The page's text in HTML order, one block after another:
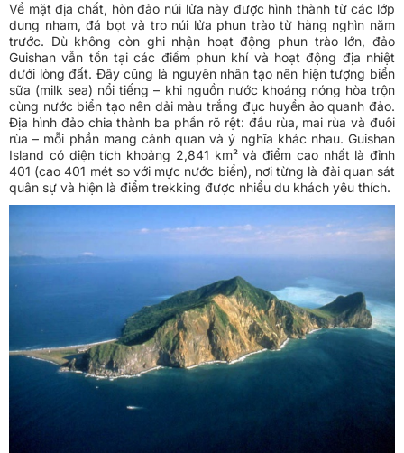
Về mặt địa chất, hòn đảo núi lửa này được hình thành từ các lớp
dung nham, đá bọt và tro núi lửa phun trào từ hàng nghìn năm
trước. Dù không còn ghi nhận hoạt động phun trào lớn, đảo
Guishan vẫn tồn tại các điểm phun khí và hoạt động địa nhiệt
dưới lòng đất. Đây cũng là nguyên nhân tạo nên hiện tượng biển
sữa (milk sea) nổi tiếng – khi nguồn nước khoáng nóng hòa trộn
cùng nước biển tạo nên dải màu trắng đục huyền ảo quanh đảo.
Địa hình đảo chia thành ba phần rõ rệt: đầu rùa, mai rùa và đuôi
rùa – mỗi phần mang cảnh quan và ý nghĩa khác nhau. Guishan
Island có diện tích khoảng 2,841 km² và điểm cao nhất là đỉnh
401 (cao 401 mét so với mực nước biển), nơi từng là đài quan sát
quân sự và hiện là điểm trekking được nhiều du khách yêu thích.